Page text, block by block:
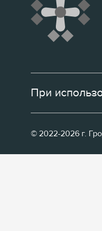
При
© 2022-2026 г.